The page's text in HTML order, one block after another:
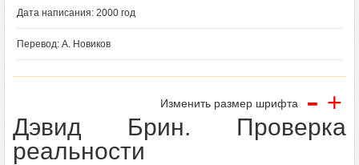
Дата написания: 2000 год
Перевод: А. Новиков
Изменить размер шрифта - +
Дэвид Брин. Проверка
реальности